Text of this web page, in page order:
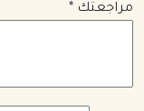
مراجعتك *